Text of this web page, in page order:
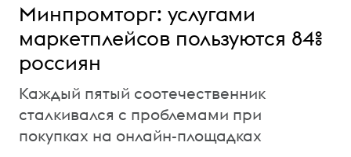
Минпромторг: услугами
маркетплейсов пользуются 84%
россиян
Каждый пятый соотечественник
сталкивался с проблемами при
покупках на онлайн-площадках